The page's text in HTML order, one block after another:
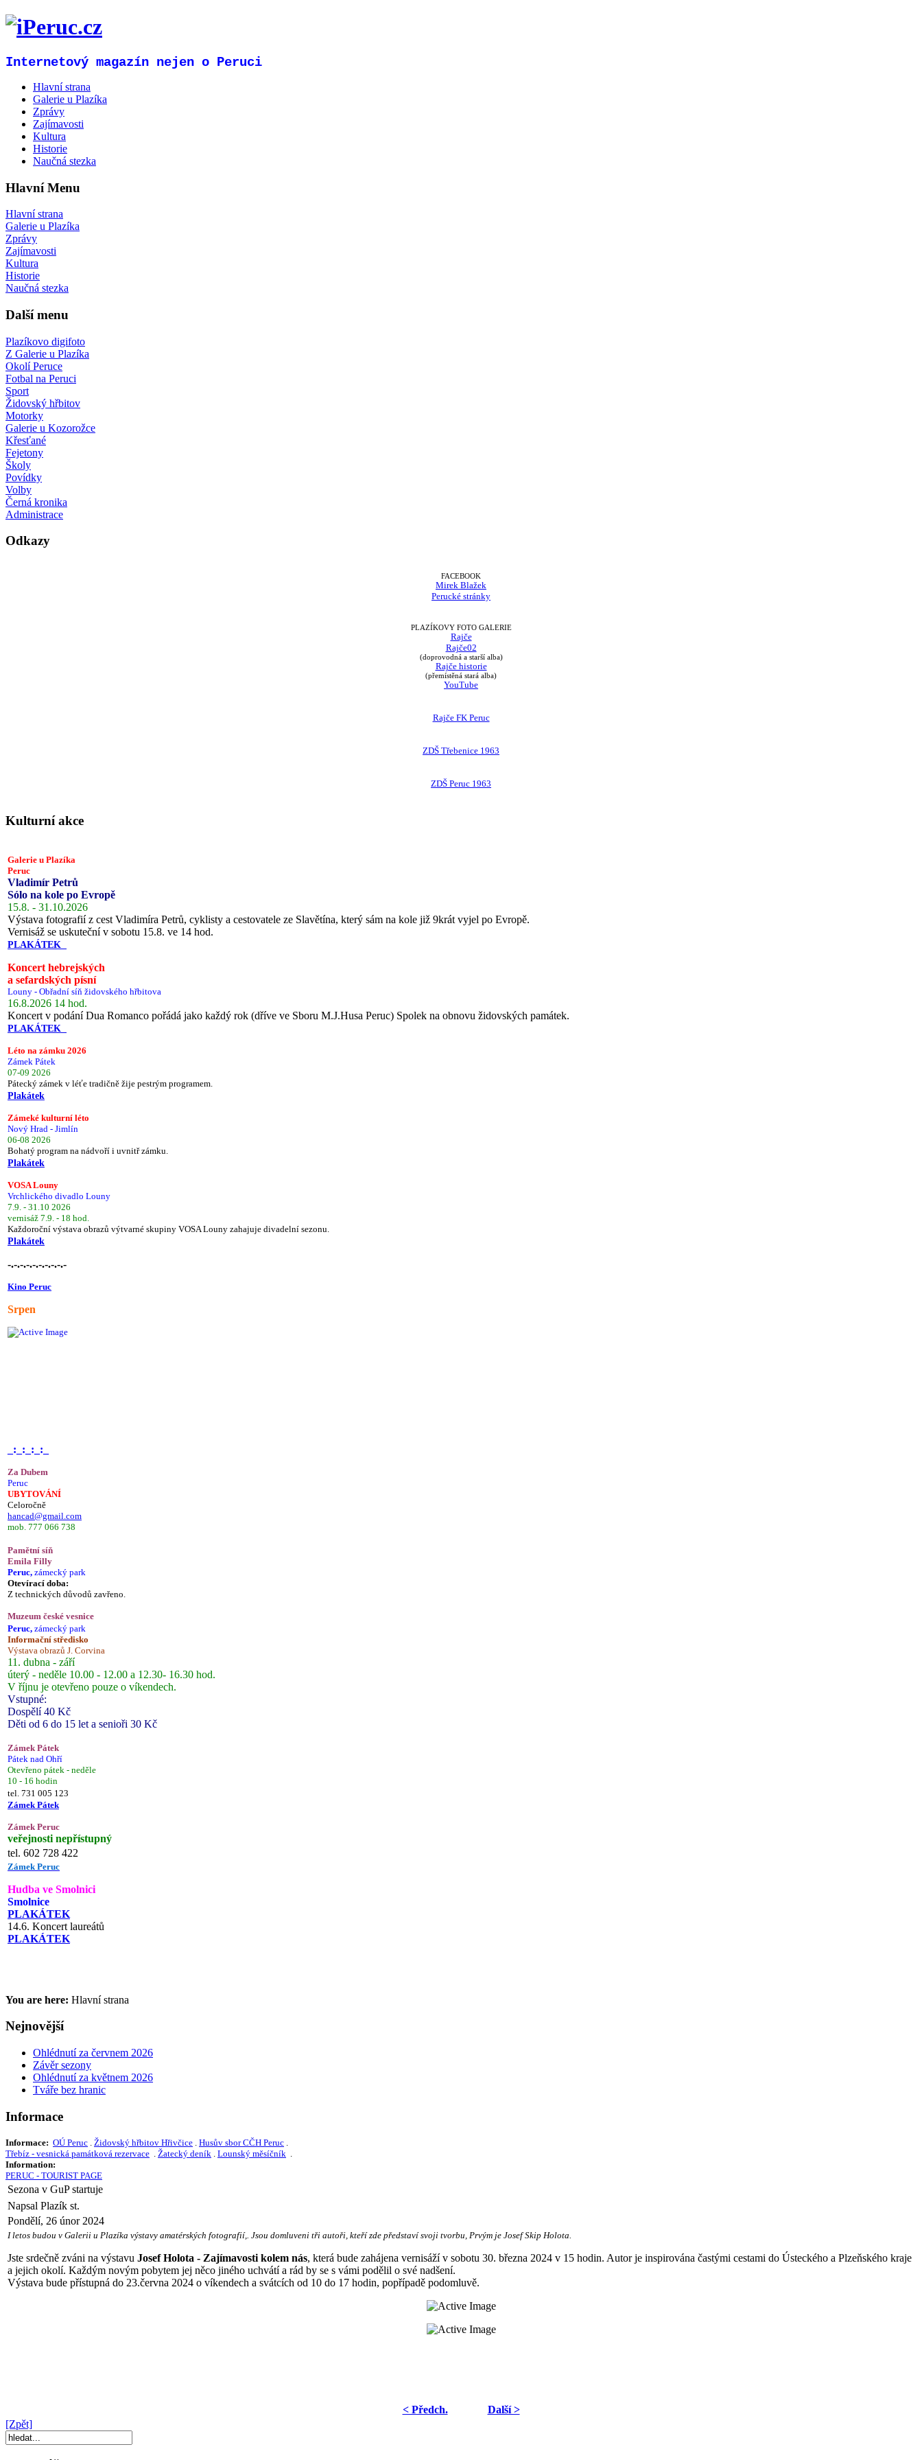
Internetový magazín nejen o Peruci
Hlavní strana
Galerie u Plazíka
Zprávy
Zajímavosti
Kultura
Historie
Naučná stezka
Hlavní Menu
Hlavní strana
Galerie u Plazíka
Zprávy
Zajímavosti
Kultura
Historie
Naučná stezka
Další menu
Plazíkovo digifoto
Z Galerie u Plazíka
Okolí Peruce
Fotbal na Peruci
Sport
Židovský hřbitov
Motorky
Galerie u Kozorožce
Křesťané
Fejetony
Školy
Povídky
Volby
Černá kronika
Administrace
Odkazy
FACEBOOK
Mirek Blažek
Perucké stránky
PLAZÍKOVY FOTO GALERIE
Rajče
Rajče02
(doprovodná a starší alba)
Rajče historie
(přemístěná stará alba)
YouTube
Rajče FK Peruc
ZDŠ Třebenice 1963
ZDŠ Peruc 1963
Kulturní akce
Galerie u Plazíka
Peruc
Vladimír Petrů
Sólo na kole po Evropě
15.8. - 31.10.2026
Výstava fotografií z cest Vladimíra Petrů, cyklisty a cestovatele ze Slavětína, který sám na kole již 9krát vyjel po Evropě.
Vernisáž se uskuteční v sobotu 15.8. ve 14 hod.
PLAKÁTEK
Koncert hebrejských
a sefardských písní
Louny - Obřadní síň židovského hřbitova
16.8.2026 14 hod.
Koncert v podání Dua Romanco pořádá jako každý rok (dříve ve Sboru M.J.Husa Peruc) Spolek na obnovu židovských památek.
PLAKÁTEK
Léto na zámku 2026
Zámek Pátek
07-09 2026
Pátecký zámek v léťe tradičně žije pestrým programem.
Plakátek
Zámeké kulturní léto
Nový Hrad - Jimlín
06-08 2026
Bohatý program na nádvoří i uvnitř zámku.
Plakátek
VOSA Louny
Vrchlického divadlo Louny
7.9. - 31.10 2026
vernisáž 7.9. - 18 hod.
Každoroční výstava obrazů výtvarné skupiny VOSA Louny zahajuje divadelní sezonu.
Plakátek
-.-.-.-.-.-.-.-.-.-
Kino Peruc
Srpen
_:_:_:_:_
Za Dubem
Peruc
UBYTOVÁNÍ
Celoročně
hancad@gmail.com
mob. 777 066 738
Pamětní síň
Emila Filly
Peruc, zámecký park
Otevírací doba:
Z technických důvodů zavřeno.
Muzeum české vesnice
Peruc, zámecký park
Informační středisko
Výstava obrazů J. Corvina
11. dubna - září
úterý - neděle 10.00 - 12.00 a 12.30- 16.30 hod.
V říjnu je otevřeno pouze o víkendech.
Vstupné:
Dospělí 40 Kč
Děti od 6 do 15 let a senioři 30 Kč
Zámek Pátek
Pátek nad Ohří
Otevřeno pátek - neděle
10 - 16 hodin
tel. 731 005 123
Zámek Pátek
Zámek Peruc
veřejnosti nepřístupný
tel. 602 728 422
Zámek Peruc
Hudba ve Smolnici
Smolnice
PLAKÁTEK
14.6. Koncert laureátů
PLAKÁTEK
You are here: Hlavní strana
Nejnovější
Ohlédnutí za červnem 2026
Závěr sezony
Ohlédnutí za květnem 2026
Tváře bez hranic
Informace
Informace: OÚ Peruc Židovský hřbitov Hřivčice Husův sbor CČH Peruc
Třebíz - vesnická památková rezervace
Žatecký deník Lounský měsíčník
Information:
PERUC - TOURIST PAGE
Sezona v GuP startuje
Napsal Plazík st.
Pondělí, 26 únor 2024
I letos budou v Galerii u Plazíka výstavy amatérských fotografií,. Jsou domluveni tři autoři, kteří zde představí svoji tvorbu, Prvým je Josef Skip Holota.
Jste srdečně zváni na výstavu Josef Holota - Zajímavosti kolem nás, která bude zahájena vernisáží v sobotu 30. března 2024 v 15 hodin. Autor je inspirována častými cestami do Ústeckého a Plzeňského kraje
a jejich okolí. Každým novým pobytem jej něco jiného uchvátí a rád by se s vámi podělil o své nadšení.
Výstava bude přístupná do 23.června 2024 o víkendech a svátcích od 10 do 17 hodin, popřípadě podomluvě.
< Předch.
Další >
[Zpět]